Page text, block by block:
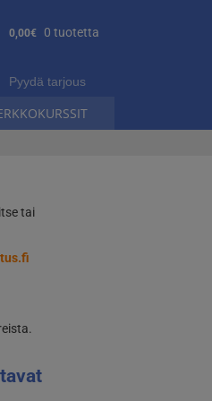
0,00€ 0 tuotetta
Pyydä tarjous
tai